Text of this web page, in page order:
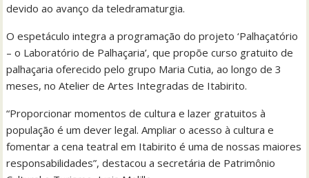
devido ao avanço da teledramaturgia.
O espetáculo integra a programação do projeto ‘Palhaçatório
– o Laboratório de Palhaçaria’, que propõe curso gratuito de
palhaçaria oferecido pelo grupo Maria Cutia, ao longo de 3
meses, no Atelier de Artes Integradas de Itabirito.
“Proporcionar momentos de cultura e lazer gratuitos à
população é um dever legal. Ampliar o acesso à cultura e
fomentar a cena teatral em Itabirito é uma de nossas maiores
responsabilidades”, destacou a secretária de Patrimônio